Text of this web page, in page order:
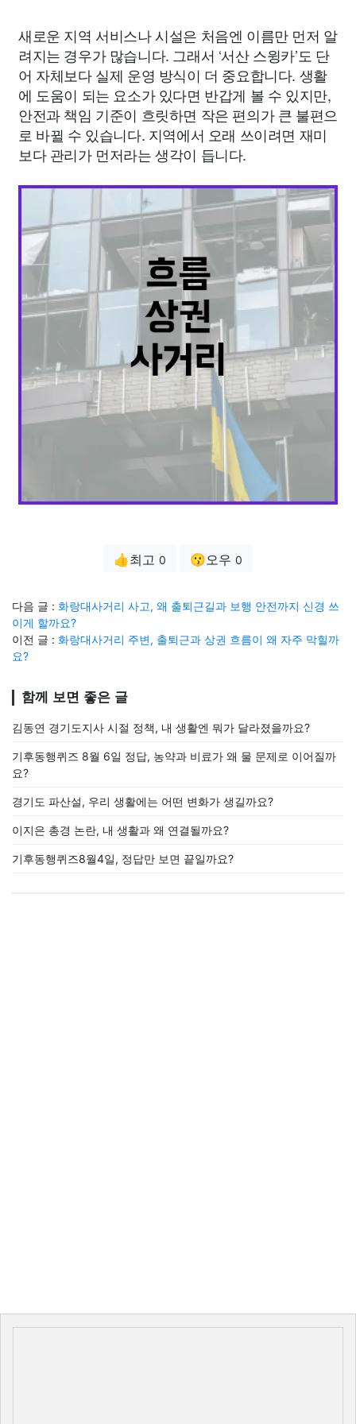
새로운 지역 서비스나 시설은 처음엔 이름만 먼저 알
려지는 경우가 많습니다. 그래서 ‘서산 스윙카’도 단
어 자체보다 실제 운영 방식이 더 중요합니다. 생활
에 도움이 되는 요소가 있다면 반갑게 볼 수 있지만,
안전과 책임 기준이 흐릿하면 작은 편의가 큰 불편으
로 바뀔 수 있습니다. 지역에서 오래 쓰이려면 재미
보다 관리가 먼저라는 생각이 듭니다.
👍최고 0 😗오우 0
다음 글 : 화랑대사거리 사고, 왜 출퇴근길과 보행 안전까지 신경 쓰
이게 할까요?
이전 글 : 화랑대사거리 주변, 출퇴근과 상권 흐름이 왜 자주 막힐까
요?
함께 보면 좋은 글
김동연 경기도지사 시절 정책, 내 생활엔 뭐가 달라졌을까요?
기후동행퀴즈 8월 6일 정답, 농약과 비료가 왜 물 문제로 이어질까
요?
경기도 파산설, 우리 생활에는 어떤 변화가 생길까요?
이지은 총경 논란, 내 생활과 왜 연결될까요?
기후동행퀴즈8월4일, 정답만 보면 끝일까요?